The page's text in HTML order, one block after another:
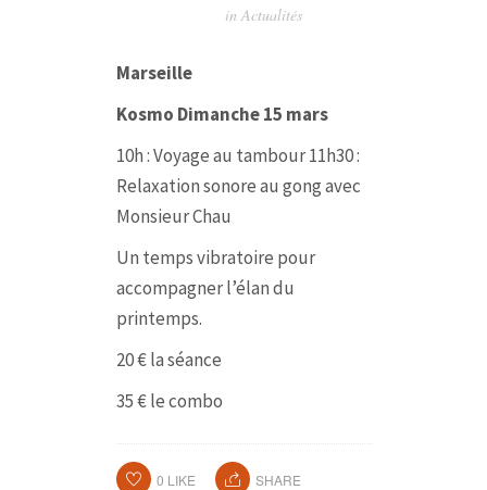
in Actualités
Marseille
Kosmo Dimanche 15 mars
10h : Voyage au tambour11h30 :
Relaxation sonore au gong avec
Monsieur Chau
Un temps vibratoire pour
accompagner l’élan du
printemps.
20 € la séance
35 € le combo
0 LIKE SHARE